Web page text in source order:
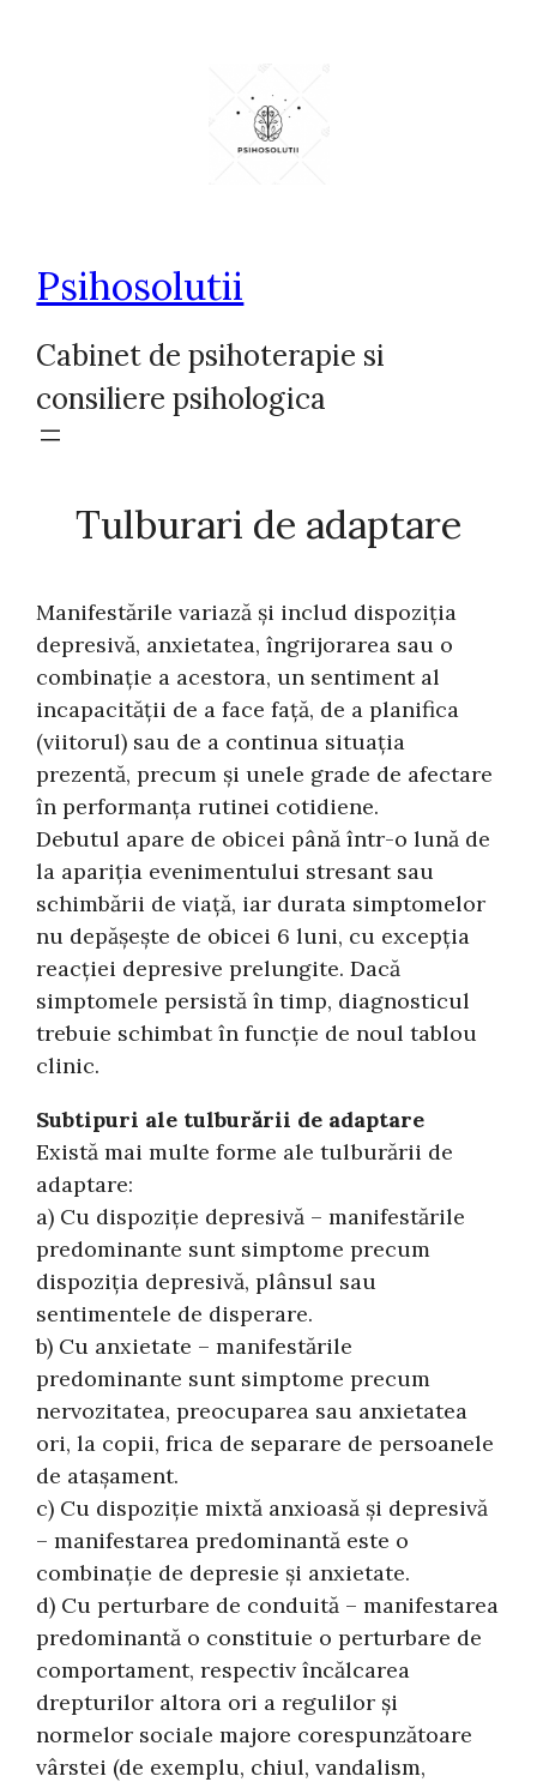
Psihosolutii
Cabinet de psihoterapie si
consiliere psihologica
Tulburari de adaptare
Manifestările variază şi includ dispoziţia
depresivă, anxietatea, îngrijorarea sau o
combinaţie a acestora, un sentiment al
incapacităţii de a face faţă, de a planifica
(viitorul) sau de a continua situaţia
prezentă, precum şi unele grade de afectare
în performanţa rutinei cotidiene.
Debutul apare de obicei până într-o lună de
la apariţia evenimentului stresant sau
schimbării de viaţă, iar durata simptomelor
nu depăşeşte de obicei 6 luni, cu excepţia
reacţiei depresive prelungite. Dacă
simptomele persistă în timp, diagnosticul
trebuie schimbat în funcţie de noul tablou
clinic.
Subtipuri ale tulburării de adaptare
Există mai multe forme ale tulburării de
adaptare:
a) Cu dispoziţie depresivă – manifestările
predominante sunt simptome precum
dispoziţia depresivă, plânsul sau
sentimentele de disperare.
b) Cu anxietate – manifestările
predominante sunt simptome precum
nervozitatea, preocuparea sau anxietatea
ori, la copii, frica de separare de persoanele
de ataşament.
c) Cu dispoziţie mixtă anxioasă şi depresivă
– manifestarea predominantă este o
combinaţie de depresie şi anxietate.
d) Cu perturbare de conduită – manifestarea
predominantă o constituie o perturbare de
comportament, respectiv încălcarea
drepturilor altora ori a regulilor şi
normelor sociale majore corespunzătoare
vârstei (de exemplu, chiul, vandalism,